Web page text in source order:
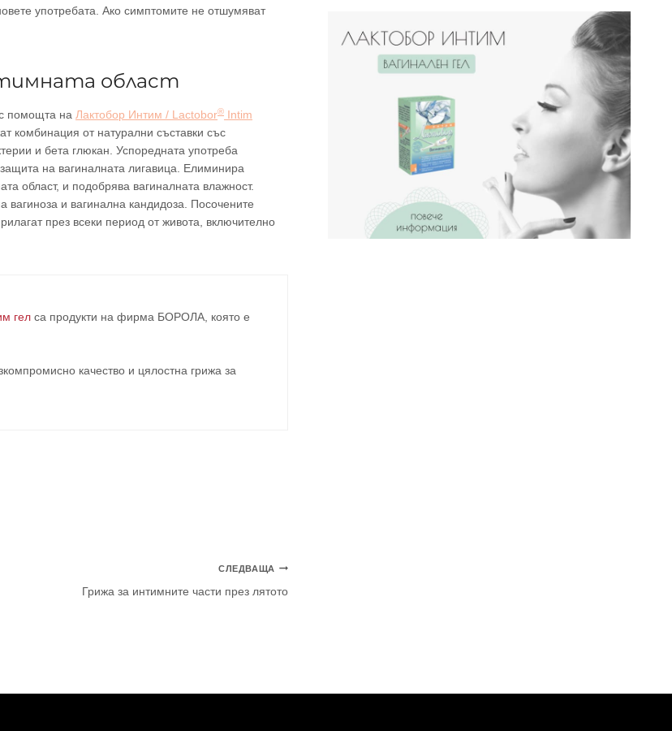
употребата. Ако симптомите не отшумяват
област
помощта на Лактобор Интим / Lactobor® Intim
комбинация от натурални съставки със
и бета глюкан. Успоредната употреба
на вагиналната лигавица. Елиминира
област, и подобрява вагиналната влажност.
и вагинална кандидоза. Посочените
през всеки период от живота, включително
гелса продукти на фирма БОРОЛА, която е
качество и цялостна грижа за
СЛЕДВАЩА
Грижа за интимните части през лятото